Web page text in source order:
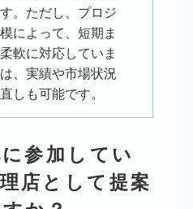
。ただし、プロジ
によって、短期ま
軟に対応していま
、実績や市場状況
しも可能です。
参加してい
店として提案